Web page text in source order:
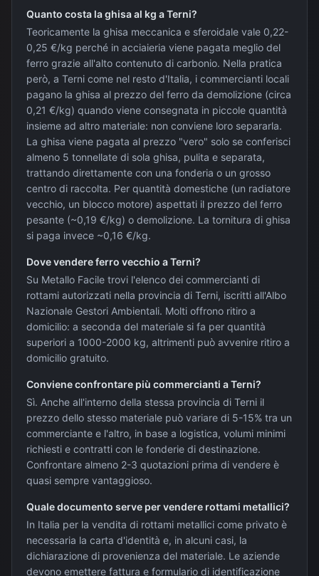
Quanto costa la ghisa al kg a Terni?
Teoricamente la ghisa meccanica e sferoidale vale 0,22-
0,25 €/kg perché in acciaieria viene pagata meglio del
ferro grazie all'alto contenuto di carbonio. Nella pratica
però, a Terni come nel resto d'Italia, i commercianti locali
pagano la ghisa al prezzo del ferro da demolizione (circa
0,21 €/kg) quando viene consegnata in piccole quantità
insieme ad altro materiale: non conviene loro separarla.
La ghisa viene pagata al prezzo "vero" solo se conferisci
almeno 5 tonnellate di sola ghisa, pulita e separata,
trattando direttamente con una fonderia o un grosso
centro di raccolta. Per quantità domestiche (un radiatore
vecchio, un blocco motore) aspettati il prezzo del ferro
pesante (~0,19 €/kg) o demolizione. La tornitura di ghisa
si paga invece ~0,16 €/kg.
Dove vendere ferro vecchio a Terni?
Su Metallo Facile trovi l'elenco dei commercianti di
rottami autorizzati nella provincia di Terni, iscritti all'Albo
Nazionale Gestori Ambientali. Molti offrono ritiro a
domicilio: a seconda del materiale si fa per quantità
superiori a 1000-2000 kg, altrimenti può avvenire ritiro a
domicilio gratuito.
Conviene confrontare più commercianti a Terni?
Sì. Anche all'interno della stessa provincia di Terni il
prezzo dello stesso materiale può variare di 5-15% tra un
commerciante e l'altro, in base a logistica, volumi minimi
richiesti e contratti con le fonderie di destinazione.
Confrontare almeno 2-3 quotazioni prima di vendere è
quasi sempre vantaggioso.
Quale documento serve per vendere rottami metallici?
In Italia per la vendita di rottami metallici come privato è
necessaria la carta d'identità e, in alcuni casi, la
dichiarazione di provenienza del materiale. Le aziende
devono emettere fattura e formulario di identificazione